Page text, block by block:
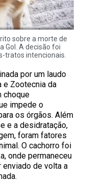
sobre a morte de
Gol. A decisão foi
tratos intencionais.
por um laudo
e Zootecnia da
choque
impede o
os órgãos. Além
e a desidratação,
foram fatores
O cachorro foi
onde permaneceu
de volta a